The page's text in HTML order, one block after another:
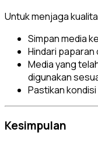
Untuk menjaga
Simpan media
Hindari
Media yang
digunakan
Pastikan
Kesimpulan